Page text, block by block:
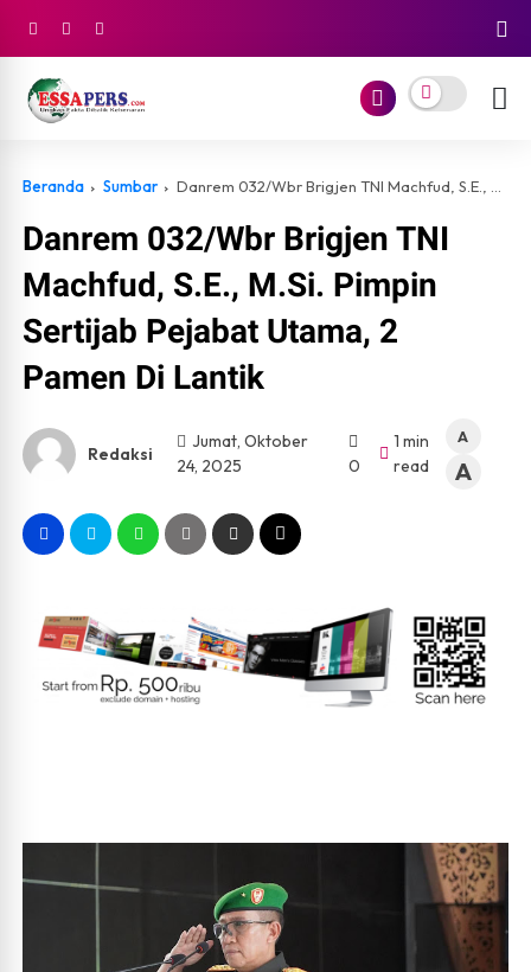
Beranda Sumbar Danrem 032/Wbr Brigjen TNI Machfud, S.E., M.Si. Pimpin Sertijab Pejabat Utama, 2 Pamen Di Lantik
Danrem 032/Wbr Brigjen TNI
Machfud, S.E., M.Si. Pimpin
Sertijab Pejabat Utama, 2
Pamen Di Lantik
Redaksi
Jumat, Oktober
24, 2025
0
1 min
read
A
A